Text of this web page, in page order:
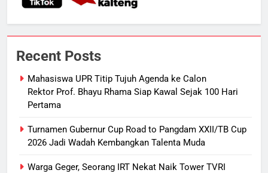
Recent Posts
Mahasiswa UPR Titip Tujuh Agenda ke Calon
Rektor Prof. Bhayu Rhama Siap Kawal Sejak 100 Hari
Pertama
Turnamen Gubernur Cup Road to Pangdam XXII/TB Cup
2026 Jadi Wadah Kembangkan Talenta Muda
Warga Geger, Seorang IRT Nekat Naik Tower TVRI
Kotim Resmi Jadi Tersangka
Dugaan Korupsi Dana Hibah
Pilkada Rp40 Miliar
HUKUM DAN KRIMINAL
8
Presiden Prabowo Minta Bahlil
Segera Tuntaskan Pemadaman